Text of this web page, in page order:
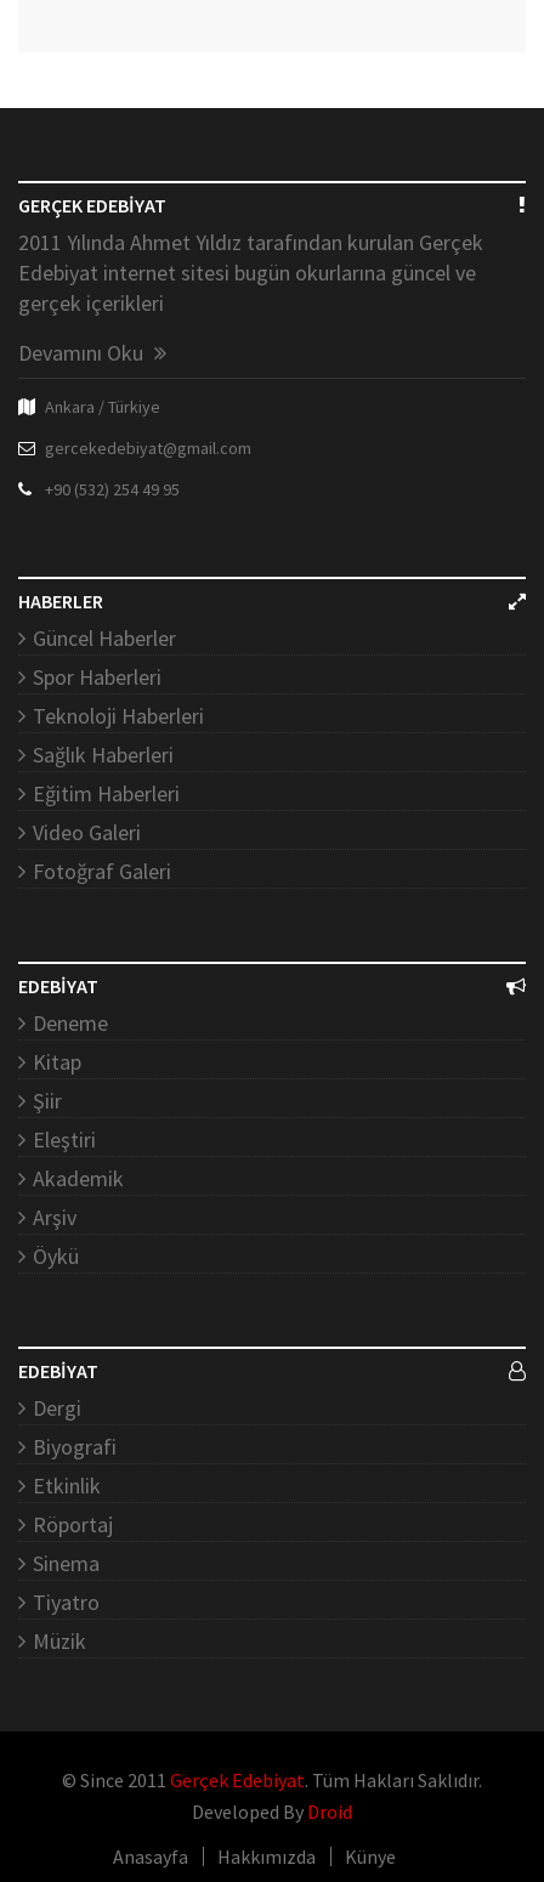
GERÇEK EDEBİYAT
2011 Yılında Ahmet Yıldız tarafından kurulan Gerçek
Edebiyat internet sitesi bugün okurlarına güncel ve
gerçek içerikleri
Devamını Oku
Ankara / Türkiye
gercekedebiyat@gmail.com
+90 (532) 254 49 95
HABERLER
Güncel Haberler
Spor Haberleri
Teknoloji Haberleri
Sağlık Haberleri
Eğitim Haberleri
Video Galeri
Fotoğraf Galeri
EDEBİYAT
Deneme
Kitap
Şiir
Eleştiri
Akademik
Arşiv
Öykü
EDEBİYAT
Dergi
Biyografi
Etkinlik
Röportaj
Sinema
Tiyatro
Müzik
© Since 2011 Gerçek Edebiyat. Tüm Hakları Saklıdır.
Developed By Droid
Anasayfa
Hakkımızda Künye